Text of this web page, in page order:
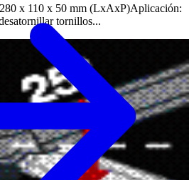
x 110 x 50 mm (LxAxP)Aplicación:
tornillos...